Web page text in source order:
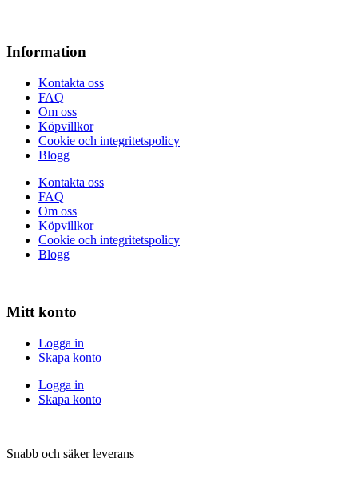
Information
Kontakta oss
FAQ
Om oss
Köpvillkor
Cookie och integritetspolicy
Blogg
Kontakta oss
FAQ
Om oss
Köpvillkor
Cookie och integritetspolicy
Blogg
Mitt konto
Logga in
Skapa konto
Logga in
Skapa konto
Snabb och säker leverans